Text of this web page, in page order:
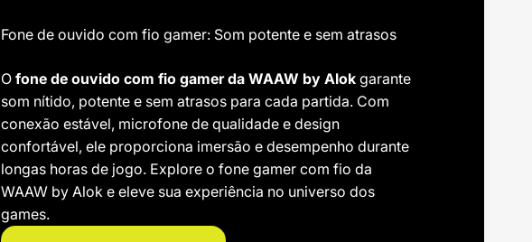
Fone de ouvido com fio gamer: Som potente e sem atrasos
O fone de ouvido com fio gamer da WAAW by Alok garante
som nítido, potente e sem atrasos para cada partida. Com
conexão estável, microfone de qualidade e design
confortável, ele proporciona imersão e desempenho durante
longas horas de jogo. Explore o fone gamer com fio da
WAAW by Alok e eleve sua experiência no universo dos
games.